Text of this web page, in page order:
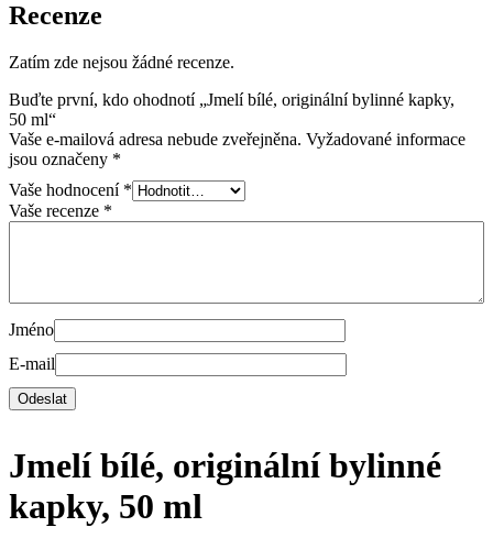
Recenze
Zatím zde nejsou žádné recenze.
Buďte první, kdo ohodnotí „Jmelí bílé, originální bylinné kapky,
50 ml“
Vaše e-mailová adresa nebude zveřejněna. Vyžadované informace
jsou označeny *
Vaše hodnocení *
Vaše recenze *
Jméno
E-mail
Jmelí bílé, originální bylinné
kapky, 50 ml